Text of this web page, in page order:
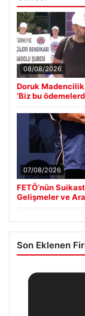
08/08/2026
Doruk
‘Biz bu
07/08/2026
FETÖ’nün
Gelişmeler ve
Son Eklenen